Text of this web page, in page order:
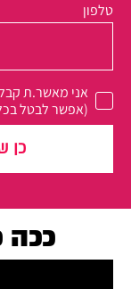
טלפון
אני מאשר.ת
(אפשר לבטל
כן